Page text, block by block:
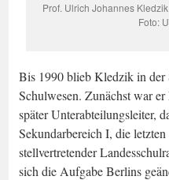
Prof. Ulrich Johannes
Foto:
Bis 1990 blieb Kledzik in der
Schulwesen. Zunächst war
später Unterabteilungsleiter,
Sekundarbereich I, die
stellvertretender
sich die Aufgabe Berlins